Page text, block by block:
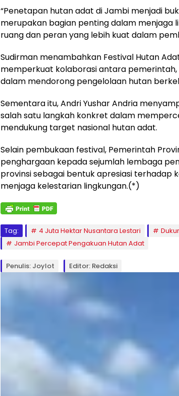
“Penetapan hutan adat di Jambi menjadi
merupakan bagian penting dalam menjaga
ruang dan peran yang lebih kuat dalam
Sudirman menambahkan Festival Hutan
memperkuat kolaborasi antara
dalam mendorong pengelolaan hutan
Sementara itu, Andri Yushar Andria
salah satu langkah konkret dalam
mendukung target nasional hutan adat.
Selain pembukaan festival, Pemerintah
penghargaan kepada sejumlah lembaga
provinsi sebagai bentuk apresiasi terhadap
menjaga kelestarian lingkungan.(*)
Tag: 4 Juta Hektar Nusantara Lestari
Jambi Percepat Pengakuan Hutan Adat
Penulis: Joylot Editor: Redaksi